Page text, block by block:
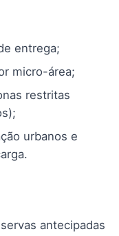
entrega;
micro-área;
restritas
urbanos e
antecipadas